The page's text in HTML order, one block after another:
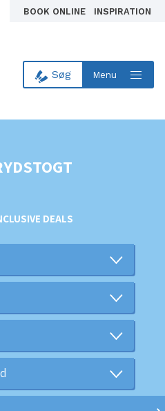
BOOK ONLINE INSPIRATION
Søg Menu
DEALS